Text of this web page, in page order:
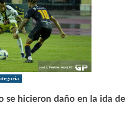
se hicieron daño en la ida de